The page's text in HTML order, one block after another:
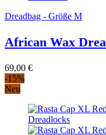
Dreadbag - Größe M
African Wax
69,00 €
-15%
Neu